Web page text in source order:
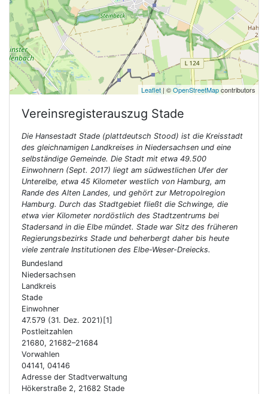
Leaflet | ©OpenStreetMapcontributors
Vereinsregisterauszug Stade
Die Hansestadt Stade (plattdeutsch Stood) ist die Kreisstadt
des gleichnamigen Landkreises in Niedersachsen und eine
selbständige Gemeinde. Die Stadt mit etwa 49.500
Einwohnern (Sept. 2017) liegt am südwestlichen Ufer der
Unterelbe, etwa 45 Kilometer westlich von Hamburg, am
Rande des Alten Landes, und gehört zur Metropolregion
Hamburg. Durch das Stadtgebiet fließt die Schwinge, die
etwa vier Kilometer nordöstlich des Stadtzentrums bei
Stadersand in die Elbe mündet. Stade war Sitz des früheren
Regierungsbezirks Stade und beherbergt daher bis heute
viele zentrale Institutionen des Elbe-Weser-Dreiecks.
Bundesland
Niedersachsen
Landkreis
Stade
Einwohner
47.579 (31. Dez. 2021)[1]
Postleitzahlen
21680, 21682–21684
Vorwahlen
04141, 04146
Adresse der Stadtverwaltung
Hökerstraße 2, 21682 Stade